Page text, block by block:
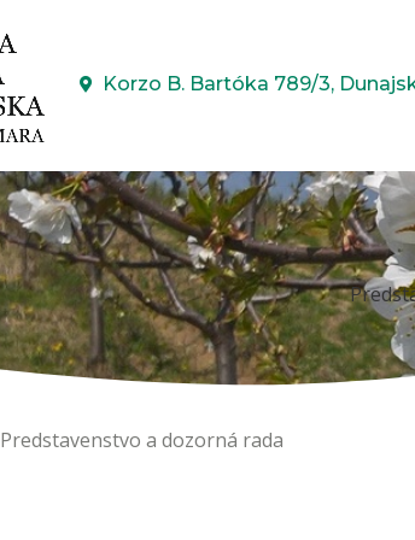
Korzo B. Bartóka 789/3,
Predstavenstvo a dozorná rada